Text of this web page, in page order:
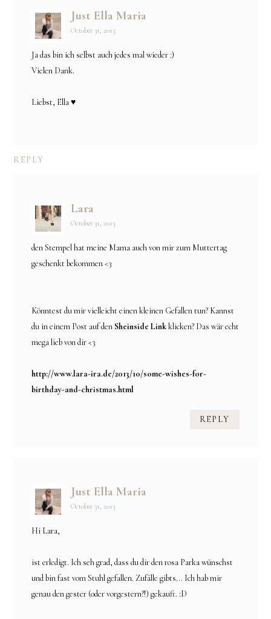
Just Ella Maria
October 31, 2013
Ja das bin ich selbst auch jedes mal wieder :)
Vielen Dank.
Liebst, Ella ♥
REPLY
Lara
October 31, 2013
den Stempel hat meine Mama auch von mir zum Muttertag
geschenkt bekommen <3
Könntest du mir vielleicht einen kleinen Gefallen tun? Kannst
du in einem Post auf den Sheinside Linkklicken? Das wär echt
mega lieb von dir <3
http://www.lara-ira.de/2013/10/some-wishes-for-
birthday-and-christmas.html
REPLY
Just Ella Maria
October 31, 2013
Hi Lara,
ist erledigt. Ich seh grad, dass du dir den rosa Parka wünschst
und bin fast vom Stuhl gefallen. Zufälle gibts... Ich hab mir
genau den gester (oder vorgestern?!) gekauft. :D